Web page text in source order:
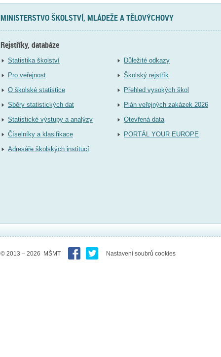
MINISTERSTVO ŠKOLSTVÍ, MLÁDEŽE A TĚLOVÝCHOVY
Rejstříky, databáze
Statistika školství
Pro veřejnost
O školské statistice
Sběry statistických dat
Statistické výstupy a analýzy
Číselníky a klasifikace
Adresáře školských institucí
Důležité odkazy
Školský rejstřík
Přehled vysokých škol
Plán veřejných zakázek 2026
Otevřená data
PORTÁL YOUR EUROPE
© 2013 – 2026 MŠMT Nastavení soubrů cookies